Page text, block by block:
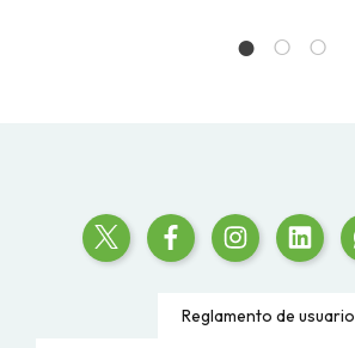
Reglamento de usuario